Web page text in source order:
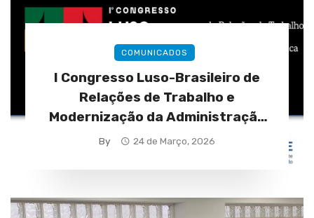
COMUNICADOS
I Congresso Luso-Brasileiro de
Relações de Trabalho e
Modernização da Administração
Pública (28 a 30 de abril)
By 24 de Março, 2026